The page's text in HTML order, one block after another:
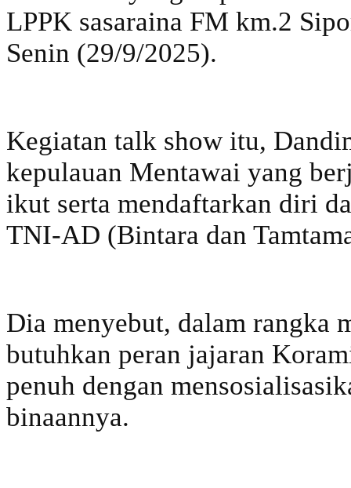
LPPK sasaraina FM km.2
Senin (29/9/2025).
Kegiatan talk show itu,
kepulauan Mentawai yang
ikut serta mendaftarkan diri
TNI-AD (Bintara dan
Dia menyebut, dalam
butuhkan peran jajaran
penuh dengan
binaannya.